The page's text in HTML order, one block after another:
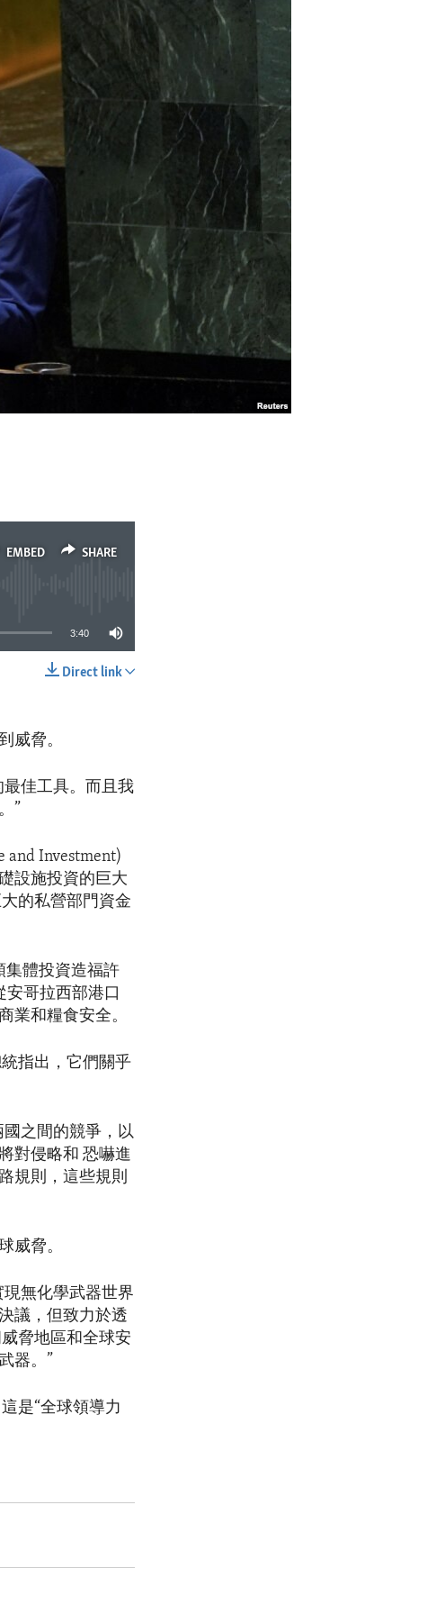
EMBED SHARE
3:40
Direct link
威脅。
佳工具。而且我
”
and Investment)
設施投資的巨大
的私營部門資金
集體投資造福許
哥拉西部港口
業和糧食安全。
指出，它們關乎
之間的競爭，以
對侵略和 恐嚇進
規則，這些規則
威脅。
無化學武器世界
議，但致力於透
脅地區和全球安
器。”
是“全球領導力